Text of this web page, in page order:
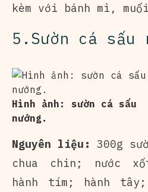
kèm với bánh mì,
5.Sườn cá sấu
Hình ảnh: sườn cá sấu
nướng.
Nguyên liệu:
300g
chua chin; nước
hành tím; hành